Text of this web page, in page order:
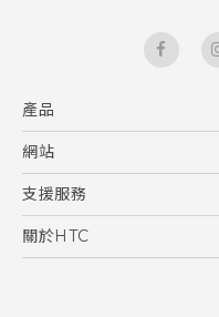
產品
5G
智能手機
區塊鍊手機
網站
HTC Dev
HTC Research
支援服務
服務中心
關於HTC